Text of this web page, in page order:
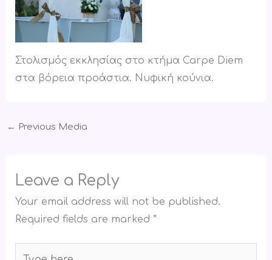
Στολισμός εκκλησίας στο κτήμα Carpe Diem
στα βόρεια προάστια. Νυφική κούνια.
← Previous Media
Leave a Reply
Your email address will not be published.
Required fields are marked *